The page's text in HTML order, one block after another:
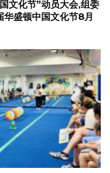
文化节”动员大会,组委
盛顿中国文化节8月